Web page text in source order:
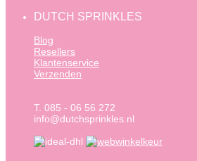
DUTCH SPRINKLES
Blog
Resellers
Klantenservice
Verzenden
T. 085 - 06 56 272
info@dutchsprinkles.nl